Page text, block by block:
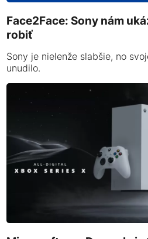
Face2Face: Sony nám
robiť
Sony je nielenže slabšie, no
unudilo.